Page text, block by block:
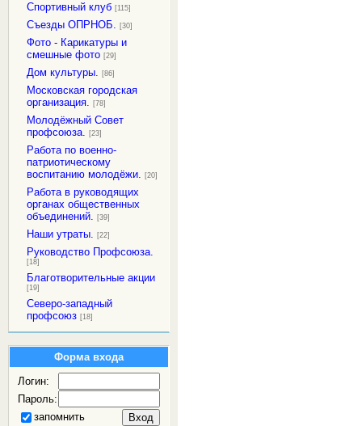
Спортивный клуб [115]
Съезды ОПРНОБ. [30]
Фото - Карикатуры и
смешные фото [29]
Дом культуры. [86]
Московская городская
организация. [78]
Молодёжный Совет
профсоюза. [23]
Работа по военно-
патриотическому
воспитанию молодёжи. [20]
Работа в руководящих
органах общественных
объединений. [39]
Наши утраты. [22]
Руководство Профсоюза.
[18]
Благотворительные акции
[19]
Северо-западный
профсоюз [18]
Форма входа
Логин:
Пароль:
запомнить